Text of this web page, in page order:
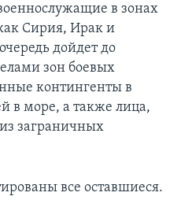
в зонах
Сирия, Ирак и
дойдет до
зон боевых
контингенты в
в море, а также лица,
заграничных
все оставшиеся.